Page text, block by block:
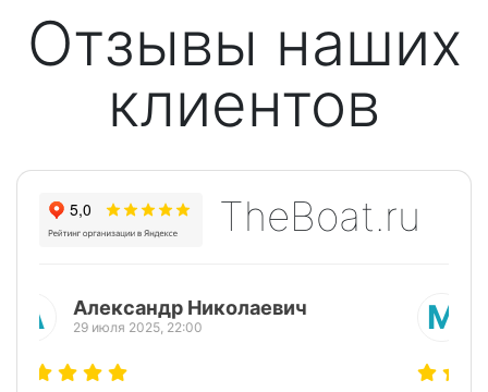
Отзывы наших
клиентов
TheBoat.ru
М Марина Пи
25 июля 2025, 18:30